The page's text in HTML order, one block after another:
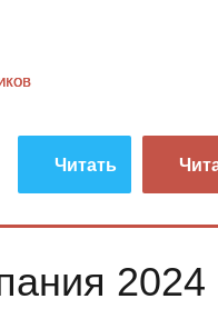
Читать
2024